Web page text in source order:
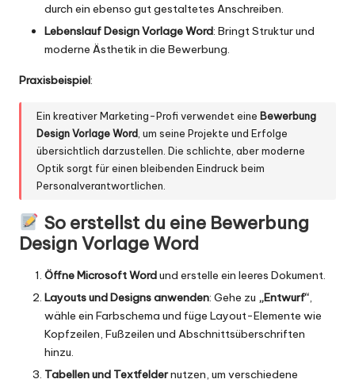
durch ein ebenso gut gestaltetes Anschreiben.
Lebenslauf Design Vorlage Word: Bringt Struktur und
moderne Ästhetik in die Bewerbung.
Praxisbeispiel:
Ein kreativer Marketing-Profi verwendet eine Bewerbung
Design Vorlage Word, um seine Projekte und Erfolge
übersichtlich darzustellen. Die schlichte, aber moderne
Optik sorgt für einen bleibenden Eindruck beim
Personalverantwortlichen.
So erstellst du eine Bewerbung
Design Vorlage Word
Öffne Microsoft Wordund erstelle ein leeres Dokument.
Layouts und Designs anwenden: Gehe zu „Entwurf“,
wähle ein Farbschema und füge Layout-Elemente wie
Kopfzeilen, Fußzeilen und Abschnittsüberschriften
hinzu.
Tabellen und Textfeldernutzen, um verschiedene